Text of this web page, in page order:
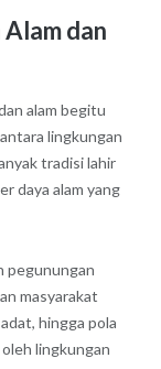
dan
alam begitu
lingkungan
tradisi lahir
daya alam yang
pegunungan
masyarakat
hingga pola
lingkungan